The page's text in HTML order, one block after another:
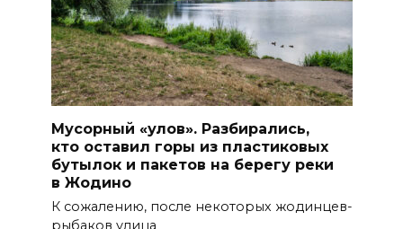
Мусорный «улов». Разбирались,
кто оставил горы из пластиковых
бутылок и пакетов на берегу реки
в Жодино
К сожалению, после некоторых жодинцев-
рыбаков улица